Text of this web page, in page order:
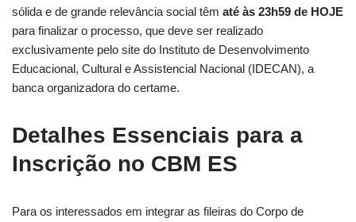
sólida e de grande relevância social têm até às 23h59 de HOJE
para finalizar o processo, que deve ser realizado
exclusivamente pelo site do Instituto de Desenvolvimento
Educacional, Cultural e Assistencial Nacional (IDECAN), a
banca organizadora do certame.
Detalhes Essenciais para a
Inscrição no CBM ES
Para os interessados em integrar as fileiras do Corpo de